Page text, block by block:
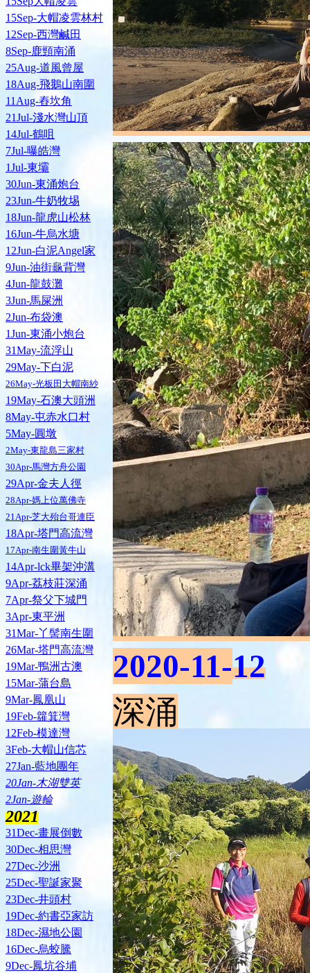
15Sep-大帽凌雲林村
12Sep-西灣鹹田
8Sep-鹿頸南涌
25Aug-道風曾屋
18Aug-飛鵝山南圍
11Aug-舂坎角
21Jul-淺水灣山頂
14Jul-鶴咀
7Jul-曝皓灣
1Jul-東壩
30Jun-東涌炮台
23Jun-牛奶牧埸
18Jun-龍虎山松林
16Jun-牛烏水塘
12Jun-白泥Angel家
9Jun-油街龜背灣
4Jun-龍鼓灘
3Jun-馬屎洲
2Jun-布袋澳
1Jun-東涌小炮台
31May-流浮山
29May-下白泥
26May-光板田大帽南紗
19May-石澳大頭洲
8May-屯赤水口村
5May-圓墩
2May-東龍島三家村
30Apr-馬灣方舟公園
29Apr-金夫人徑
28Apr-媽上位萬佛寺
21Apr-芝大殆台哥連臣
18Apr-塔門高流灣
17Apr-南生圍黃牛山
14Apr-lck畢架沖溝
9Apr-荔枝莊深涌
7Apr-祭父下城門
3Apr-東平洲
31Mar-丫髻南生圍
26Mar-塔門高流灣
19Mar-鴨洲古澳
15Mar-蒲台島
9Mar-鳳凰山
19Feb-籮箕灣
12Feb-模達灣
3Feb-大帽山信芯
27Jan-藍地團年
20Jan-木湖雙英
2Jan-遊輪
2021
31Dec-畫展倒數
30Dec-相思灣
27Dec-沙洲
25Dec-聖誕家聚
23Dec-井頭村
19Dec-約書亞家訪
18Dec-濕地公園
16Dec-烏蛟騰
9Dec-鳳坑谷埔
2020-11-12
深涌